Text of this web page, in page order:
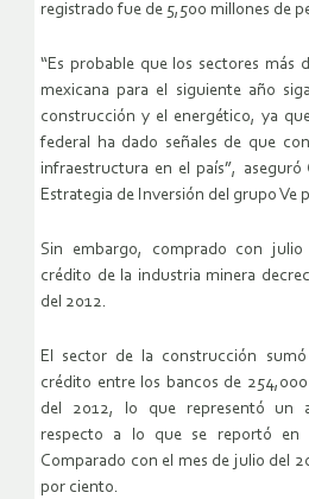
registrado fue de 5,500 millones de
“Es probable que los sectores más
mexicana para el siguiente año
construcción y el energético, ya
federal ha dado señales de que
infraestructura en el país”, aseguró
Estrategia de Inversión del grupo Ve
Sin embargo, comprado con
crédito de la industria minera
del 2012.
El sector de la construcción
crédito entre los bancos de
del 2012, lo que representó un
respecto a lo que se reportó en
Comparado con el mes de julio del
por ciento.